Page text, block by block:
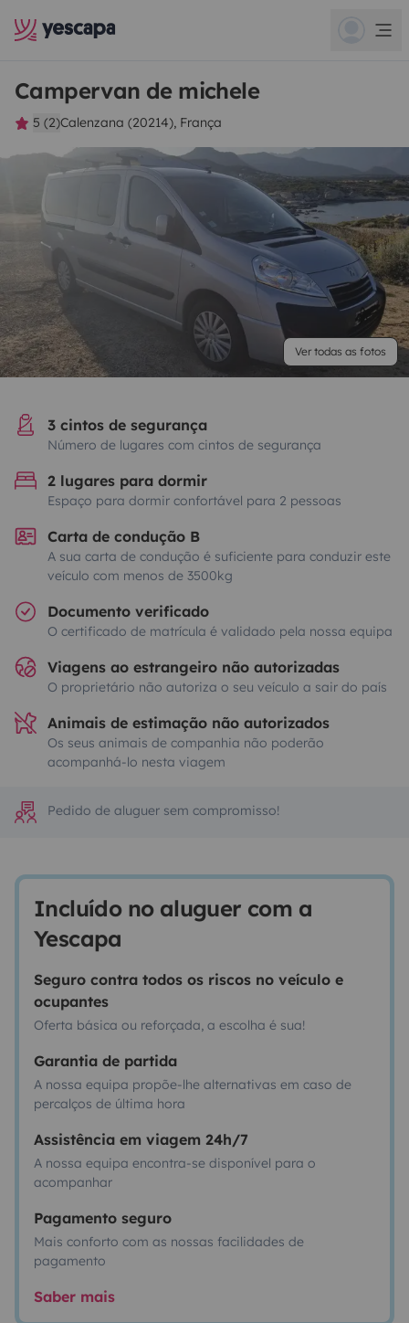
Campervan de michele
5 (2)Calenzana (20214), França
Ver todas as fotos
3 cintos de segurança
Número de lugares com cintos de segurança
2 lugares para dormir
Espaço para dormir confortável para 2 pessoas
Carta de condução B
A sua carta de condução é suficiente para conduzir este
veículo com menos de 3500kg
Documento verificado
O certificado de matrícula é validado pela nossa equipa
Viagens ao estrangeiro não autorizadas
O proprietário não autoriza o seu veículo a sair do país
Animais de estimação não autorizados
Os seus animais de companhia não poderão
acompanhá-lo nesta viagem
Pedido de aluguer sem compromisso!
Incluído no aluguer com a
Yescapa
Seguro contra todos os riscos no veículo e
ocupantes
Oferta básica ou reforçada, a escolha é sua!
Garantia de partida
A nossa equipa propõe-lhe alternativas em caso de
percalços de última hora
Assistência em viagem 24h/7
A nossa equipa encontra-se disponível para o
acompanhar
Pagamento seguro
Mais conforto com as nossas facilidades de
pagamento
Saber mais